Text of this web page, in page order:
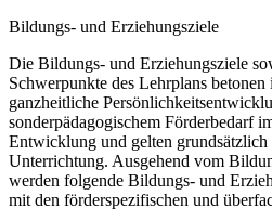
Bildungs- und Erziehungsziele
Die Bildungs- und Erziehungsziele
Schwerpunkte des Lehrplans
ganzheitliche
sonderpädagogischem Förderbedarf
Entwicklung und gelten
Unterrichtung. Ausgehend vom
werden folgende Bildungs- und
mit den förderspezifischen und